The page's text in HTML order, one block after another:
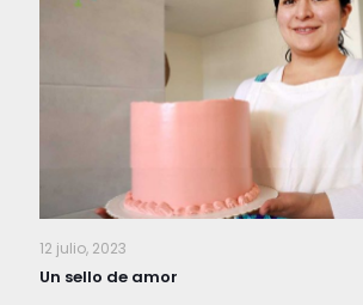
12 julio, 2023
Un sello de amor